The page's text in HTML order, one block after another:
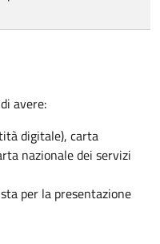
avere:
digitale), carta
nazionale dei servizi
per la presentazione